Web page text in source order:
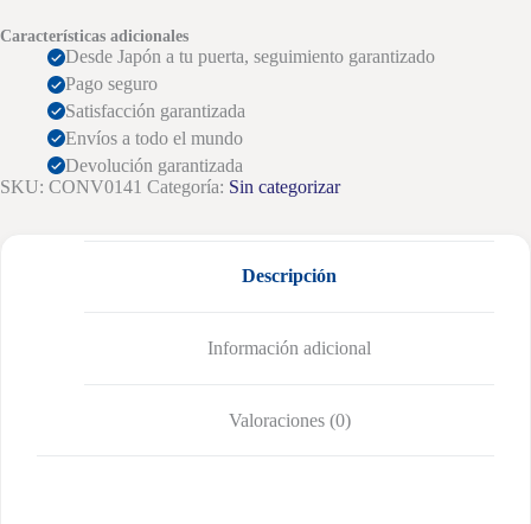
Características adicionales
Desde Japón a tu puerta, seguimiento garantizado
Pago seguro
Satisfacción garantizada
Envíos a todo el mundo
Devolución garantizada
SKU: CONV0141 Categoría: Sin categorizar
Descripción
Información adicional
Valoraciones (0)